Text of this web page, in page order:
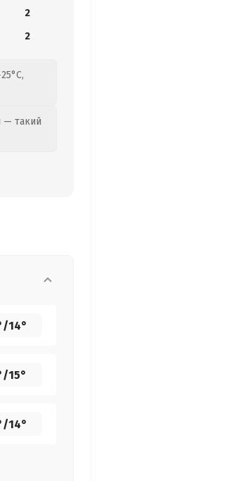
2
2
— такий
/14°
/15°
/14°